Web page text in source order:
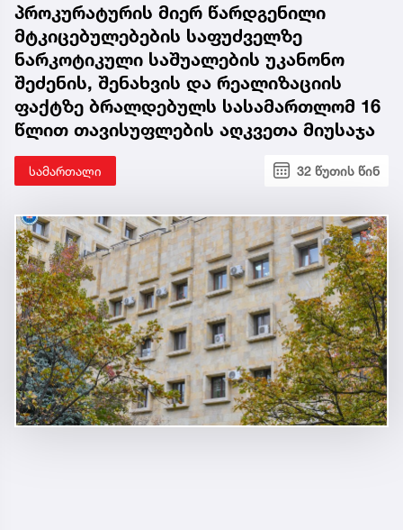
პროკურატურის მიერ წარდგენილი
მტკიცებულებების საფუძველზე
ნარკოტიკული საშუალების უკანონო
შეძენის, შენახვის და რეალიზაციის
ფაქტზე ბრალდებულს სასამართლომ 16
წლით თავისუფლების აღკვეთა მიუსაჯა
სამართალი 32 წუთის წინ